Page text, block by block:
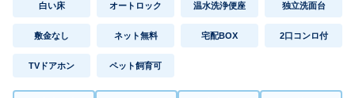
白い床 オートロック 温水洗浄便座 独立洗面台
敷金なし ネット無料 宅配BOX 2口コンロ付
TVドアホン ペット飼育可